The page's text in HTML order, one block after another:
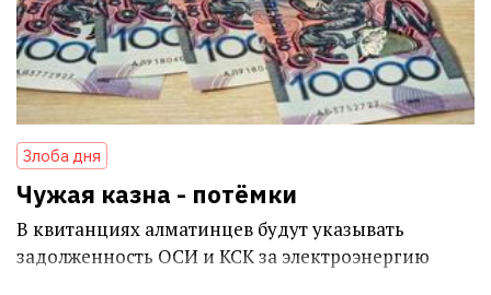
Злоба дня
Чужая казна - потёмки
В квитанциях алматинцев будут указывать
задолженность ОСИ и КСК за электроэнергию